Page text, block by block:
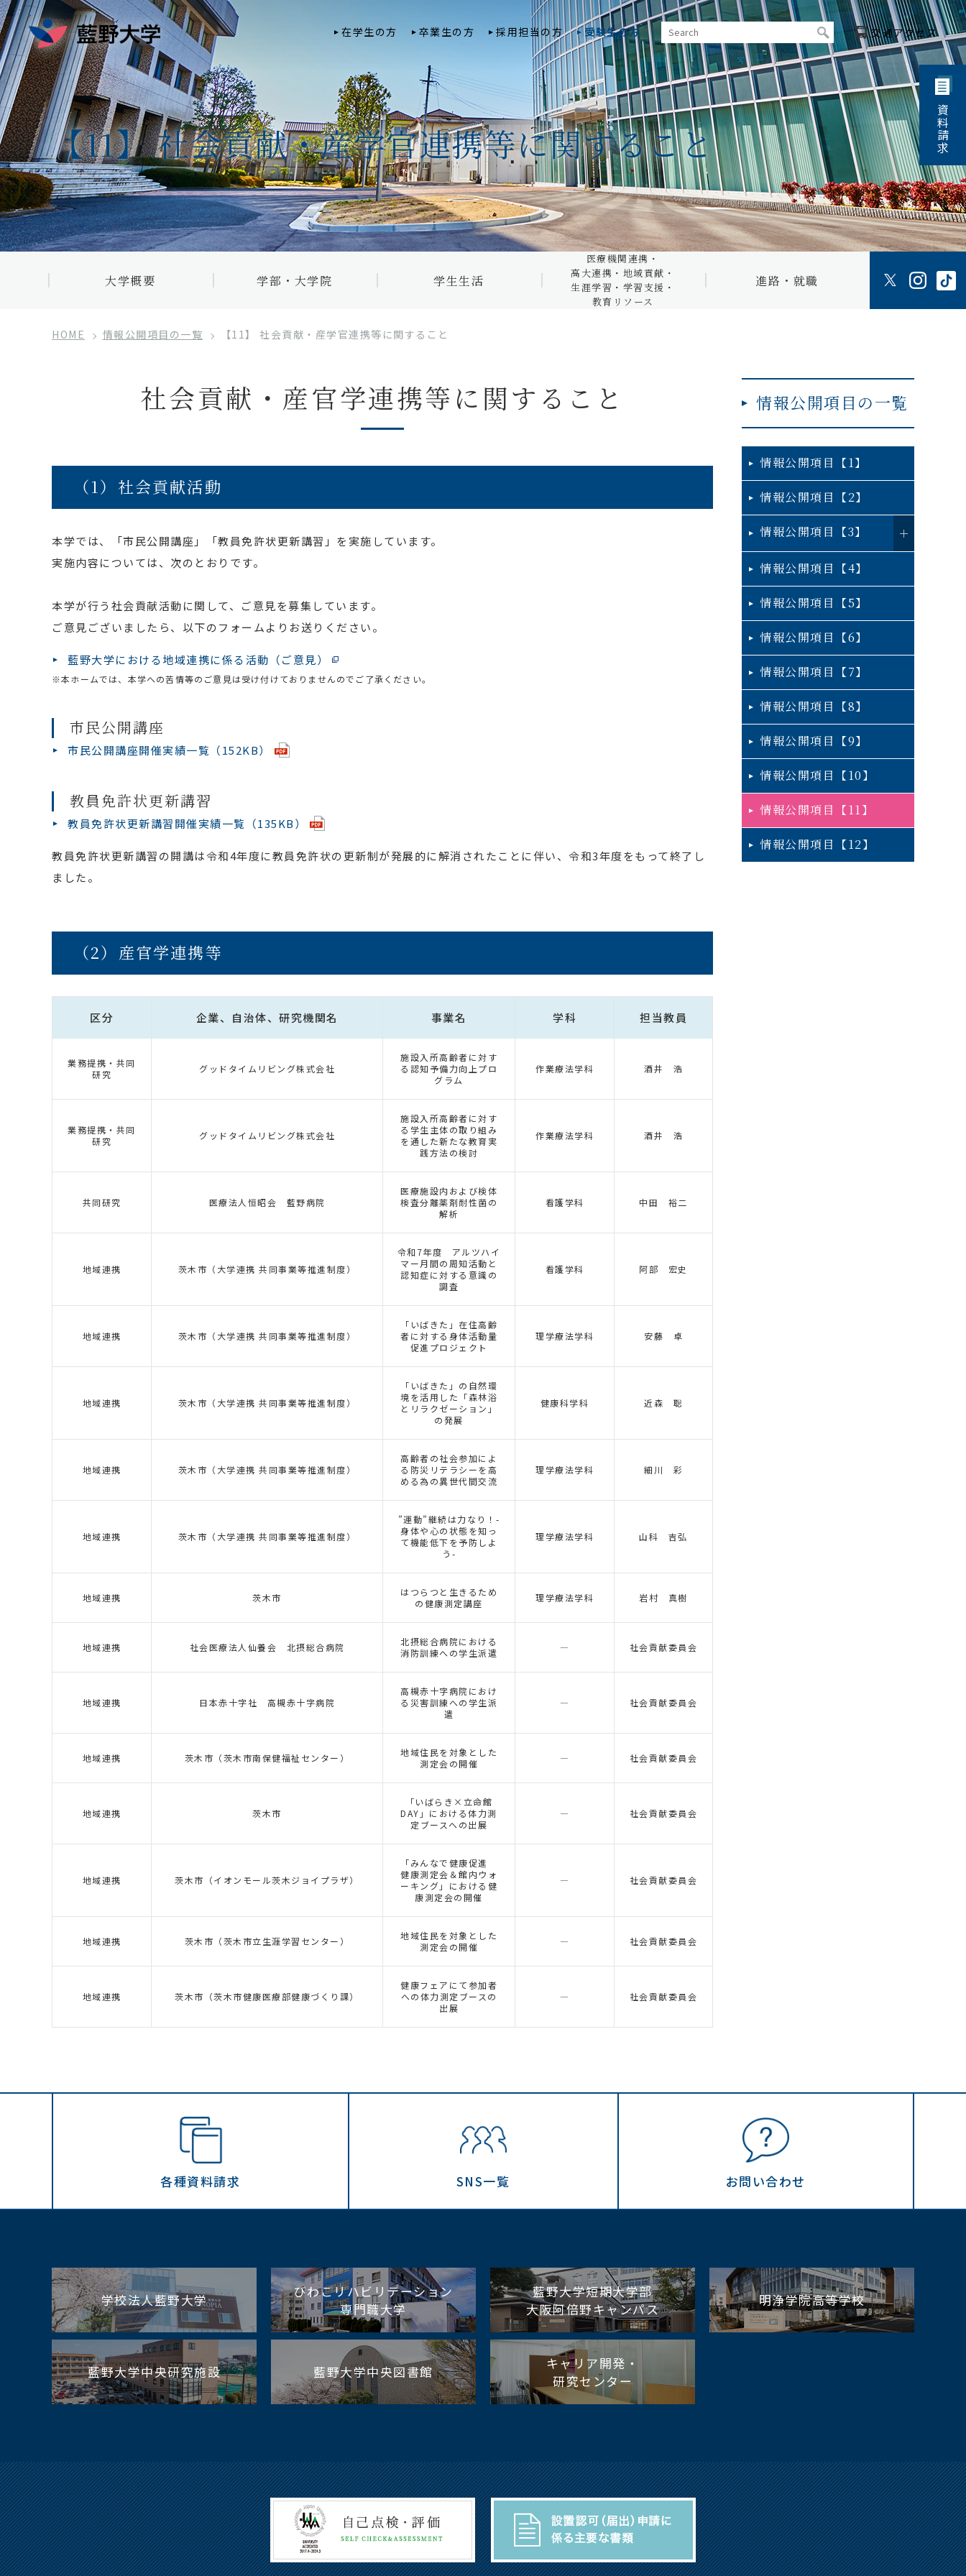
資料請求
交通アクセス
在学生の方 卒業生の方 採用担当の方 受験生の方
大学概要
大学概要トップ
目的・教育理念
学長メッセージ
5つの強み
3つのポリシー
藍野大学広報誌
学部・大学院
学部・大学院トップ
看護学科
教職課程
理学療法学科
作業療法学科
臨床工学科
健康科学科
ス・AI教育プログラム
臨床工学専攻科
大学院 看護学研究科
大学院 健康科学研究科
教員紹介
シラバス公開システム
学生生活
学生生活トップ
年間行事
キャンパスマップ・設備
相談窓口
学費・奨学金制度・授業料
減免制度
ひとり暮らしサポート
課外活動
自治会
サークル紹介
スチューデン
ト・ジョブ
学生懇談会
修学支援／確認
申請書
医療機関連携・
高大連携・地域貢献・
生涯学習・学習支援・
教育リソース
医療機関連携・高大連携・
地域貢献・生涯学習
・教育リソース トップ
医療機関連携
市区町村との連携
高大連携
市民公開講座
地域連携プロジェクト
SDGs達成に貢献する
藍野大学の取り組み
科目等履修生に
ついて
卒後交流
キャリア開発・
研究センター
学習支援・
教育リソース
進路・就職
進路・就職トップ
就職率・主な就職先
【11】 社会貢献・産学官連携等に関すること
HOME 情報公開項目の一覧 【11】 社会貢献・産学官連携等に関すること
社会貢献・産官学連携等に関すること
（1）社会貢献活動
本学では、「市民公開講座」「教員免許状更新講習」を実施しています。
実施内容については、次のとおりです。
本学が行う社会貢献活動に関して、ご意見を募集しています。
ご意見ございましたら、以下のフォームよりお送りください。
藍野大学における地域連携に係る活動（ご意見）
※本ホームでは、本学への苦情等のご意見は受け付けておりませんのでご了承ください。
市民公開講座
市民公開講座開催実績一覧（152KB）
教員免許状更新講習
教員免許状更新講習開催実績一覧（135KB）
教員免許状更新講習の開講は令和4年度に教員免許状の更新制が発展的に解消されたことに伴い、令和3年度をもって終了し
ました。
（2）産官学連携等
区分 企業、自治体、研究機関名 事業名 学科 担当教員
業務提携・共同
研究
グッドタイムリビング株式会社
施設入所高齢者に対す
る認知予備力向上プロ
グラム
作業療法学科 酒井 浩
業務提携・共同
研究
グッドタイムリビング株式会社
施設入所高齢者に対す
る学生主体の取り組み
を通した新たな教育実
践方法の検討
作業療法学科 酒井 浩
共同研究 医療法人恒昭会 藍野病院
医療施設内および検体
検査分離薬剤耐性菌の
解析
看護学科 中田 裕二
地域連携 茨木市（大学連携 共同事業等推進制度）
令和7年度 アルツハイ
マー月間の周知活動と
認知症に対する意識の
調査
看護学科 阿部 宏史
地域連携 茨木市（大学連携 共同事業等推進制度）
「いばきた」在住高齢
者に対する身体活動量
促進プロジェクト
理学療法学科 安藤 卓
地域連携 茨木市（大学連携 共同事業等推進制度）
「いばきた」の自然環
境を活用した「森林浴
とリラクゼーション」
の発展
健康科学科 近森 聡
地域連携 茨木市（大学連携 共同事業等推進制度）
高齢者の社会参加によ
る防災リテラシーを高
める為の異世代間交流
理学療法学科 細川 彩
地域連携 茨木市（大学連携 共同事業等推進制度）
”運動”継続は力なり！-
身体や心の状態を知っ
て機能低下を予防しよ
う-
理学療法学科 山科 吉弘
地域連携 茨木市
はつらつと生きるため
の健康測定講座
理学療法学科 岩村 真樹
地域連携 社会医療法人仙養会 北摂総合病院
北摂総合病院における
消防訓練への学生派遣
― 社会貢献委員会
地域連携 日本赤十字社 高槻赤十字病院
高槻赤十字病院におけ
る災害訓練への学生派
遣
― 社会貢献委員会
地域連携 茨木市（茨木市南保健福祉センター）
地域住民を対象とした
測定会の開催
― 社会貢献委員会
地域連携 茨木市
「いばらき×立命館
DAY」における体力測
定ブースへの出展
― 社会貢献委員会
地域連携 茨木市（イオンモール茨木ジョイプラザ）
「みんなで健康促進
健康測定会＆館内ウォ
ーキング」における健
康測定会の開催
― 社会貢献委員会
地域連携 茨木市（茨木市立生涯学習センター）
地域住民を対象とした
測定会の開催
― 社会貢献委員会
地域連携 茨木市（茨木市健康医療部健康づくり課）
健康フェアにて参加者
への体力測定ブースの
出展
― 社会貢献委員会
情報公開項目の一覧
情報公開項目【1】
情報公開項目【2】
情報公開項目【3】
情報公開項目【4】
情報公開項目【5】
情報公開項目【6】
情報公開項目【7】
情報公開項目【8】
情報公開項目【9】
情報公開項目【10】
情報公開項目【11】
情報公開項目【12】
各種資料請求 SNS一覧 お問い合わせ
学校法人藍野大学
びわこリハビリテーション
専門職大学
藍野大学短期大学部
大阪阿倍野キャンパス
明浄学院高等学校
藍野大学中央研究施設 藍野大学中央図書館
キャリア開発・
研究センター